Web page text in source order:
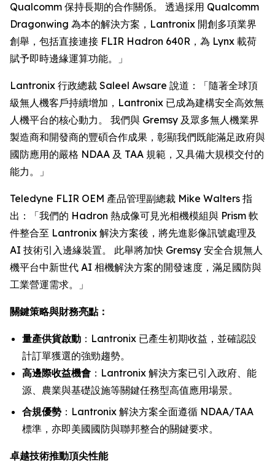
Qualcomm 保持長期的合作關係。 透過採用 Qualcomm
Dragonwing 為本的解決方案，Lantronix 開創多項業界
創舉，包括直接連接 FLIR Hadron 640R，為 Lynx 載荷
賦予即時邊緣運算功能。」
Lantronix 行政總裁 Saleel Awsare 說道：「隨著全球頂
級無人機客戶持續增加，Lantronix 已成為建構安全高效無
人機平台的核心動力。 我們與 Gremsy 及眾多無人機業界
製造商和開發商的豐碩合作成果，彰顯我們既能滿足政府與
國防應用的嚴格 NDAA 及 TAA 規範，又具備大規模交付的
能力。」
Teledyne FLIR OEM 產品管理副總裁 Mike Walters 指
出：「我們的 Hadron 熱成像可見光相機模組與 Prism 軟
件整合至 Lantronix 解決方案後，將先進影像訊號處理及
AI 技術引入邊緣裝置。 此舉將加快 Gremsy 安全合規無人
機平台中新世代 AI 相機解決方案的開發速度，滿足國防與
工業營運需求。」
關鍵策略與財務亮點：
量產供貨啟動 ：Lantronix 已產生初期收益，並確認設
計訂單獲選的強勁趨勢。
高邊際收益機會 ：Lantronix 解決方案已引入政府、能
源、農業與基礎設施等關鍵任務型高值應用場景。
合規優勢 ：Lantronix 解決方案全面遵循 NDAA/TAA
標準，亦即美國國防與聯邦整合的關鍵要求。
卓越技術推動頂尖性能